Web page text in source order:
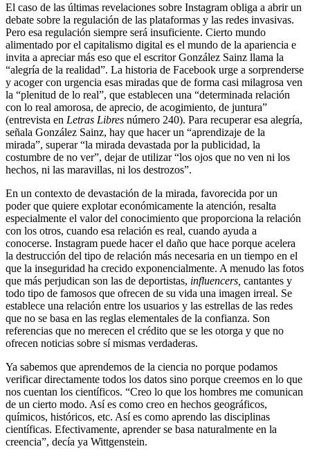
El caso de las últimas revelaciones sobre Instagram obliga a abrir un
debate sobre la regulación de las plataformas y las redes invasivas.
Pero esa regulación siempre será insuficiente. Cierto mundo
alimentado por el capitalismo digital es el mundo de la apariencia e
invita a apreciar más eso que el escritor González Sainz llama la
“alegría de la realidad”. La historia de Facebook urge a sorprenderse
y acoger con urgencia esas miradas que de forma casi milagrosa ven
la “plenitud de lo real”, que establecen una “determinada relación
con lo real amorosa, de aprecio, de acogimiento, de juntura”
(entrevista en Letras Libres número 240). Para recuperar esa alegría,
señala González Sainz, hay que hacer un “aprendizaje de la
mirada”, superar “la mirada devastada por la publicidad, la
costumbre de no ver”, dejar de utilizar “los ojos que no ven ni los
hechos, ni las maravillas, ni los destrozos”.
En un contexto de devastación de la mirada, favorecida por un
poder que quiere explotar económicamente la atención, resalta
especialmente el valor del conocimiento que proporciona la relación
con los otros, cuando esa relación es real, cuando ayuda a
conocerse. Instagram puede hacer el daño que hace porque acelera
la destrucción del tipo de relación más necesaria en un tiempo en el
que la inseguridad ha crecido exponencialmente. A menudo las fotos
que más perjudican son las de deportistas, influencers, cantantes y
todo tipo de famosos que ofrecen de su vida una imagen irreal. Se
establece una relación entre los usuarios y las estrellas de las redes
que no se basa en las reglas elementales de la confianza. Son
referencias que no merecen el crédito que se les otorga y que no
ofrecen noticias sobre sí mismas verdaderas.
Ya sabemos que aprendemos de la ciencia no porque podamos
verificar directamente todos los datos sino porque creemos en lo que
nos cuentan los científicos. “Creo lo que los hombres me comunican
de un cierto modo. Así es como creo en hechos geográficos,
químicos, históricos, etc. Así es como aprendo las disciplinas
científicas. Efectivamente, aprender se basa naturalmente en la
creencia”, decía ya Wittgenstein.